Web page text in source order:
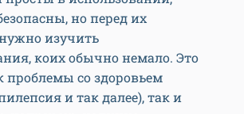
но перед их
изучить
коих обычно немало. Это
проблемы со здоровьем
и так далее), так и